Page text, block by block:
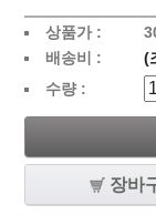
상품가 :
배송비 :
(
수량 :
장바